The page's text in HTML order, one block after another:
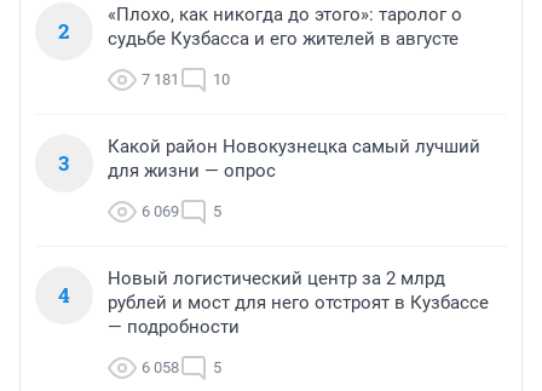
2
«Плохо, как никогда до этого»: таролог о
судьбе Кузбасса и его жителей в августе
7 181 10
3
Какой район Новокузнецка самый лучший
для жизни — опрос
6 069 5
4
Новый логистический центр за 2 млрд
рублей и мост для него отстроят в Кузбассе
— подробности
6 058 5